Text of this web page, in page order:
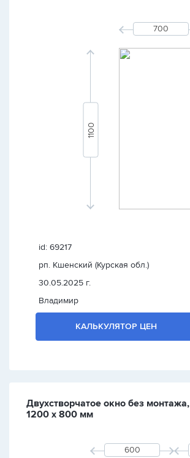
id: 69217
рп. Кшенский (Курская обл.)
30.05.2025 г.
Владимир
КАЛЬКУЛЯТОР ЦЕН
Двухстворчатое окно без монтажа,
1200 х 800 мм